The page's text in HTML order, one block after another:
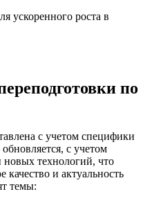
ускоренного роста в
по
с учетом специфики
с учетом
новых технологий, что
качество и актуальность
темы: